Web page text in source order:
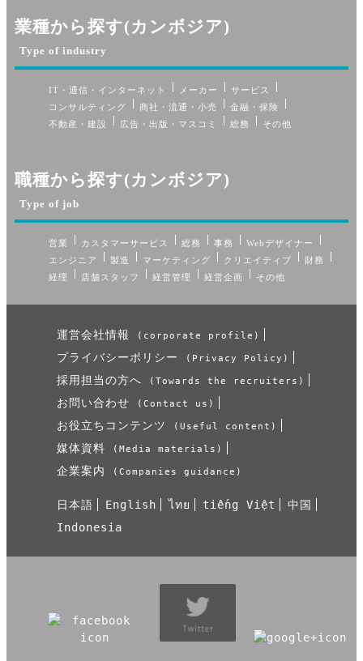
業種から探す(カンボジア)
Type of industry
IT・通信・インターネット メーカー
サービス
コンサルティング
商社・流通・小売
金融・保険
不動産・建設
広告・出版・マスコミ 総務 その他
職種から探す(カンボジア)
Type of job
営業 カスタマーサービス 総務 事務
Webデザイナー
エンジニア
製造 マーケティング クリエイティブ
財務
経理
店舗スタッフ 経営管理 経営企画 その他
運営会社情報 (corporate profile)
プライバシーポリシー (Privacy Policy)
採用担当の方へ (Towards the recruiters)
お問い合わせ (Contact us)
お役立ちコンテンツ (Useful content)
媒体資料 (Media materials)
企業案内 (Companies guidance)
日本語 English ไทย tiếng Việt
中国
Indonesia